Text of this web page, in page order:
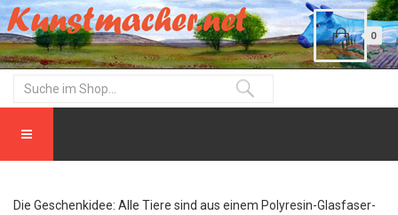
0
Die Geschenkidee: Alle Tiere sind aus einem Polyresin-Glasfaser-